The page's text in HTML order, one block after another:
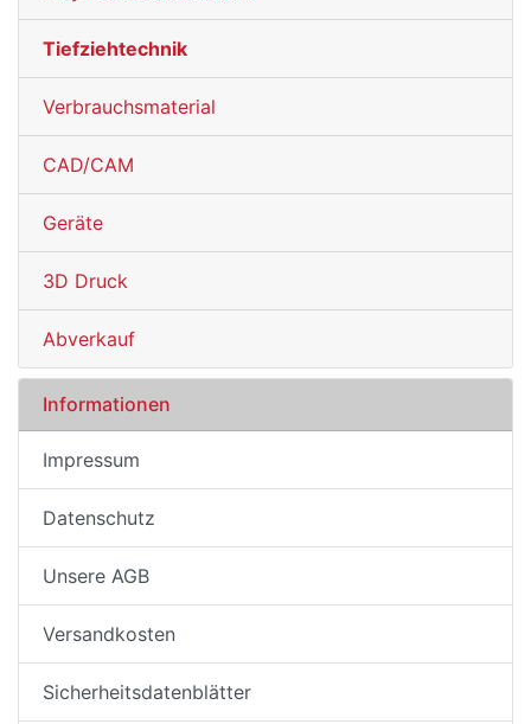
Tiefziehtechnik
Verbrauchsmaterial
CAD/CAM
Geräte
3D Druck
Abverkauf
Informationen
Impressum
Datenschutz
Unsere AGB
Versandkosten
Sicherheitsdatenblätter